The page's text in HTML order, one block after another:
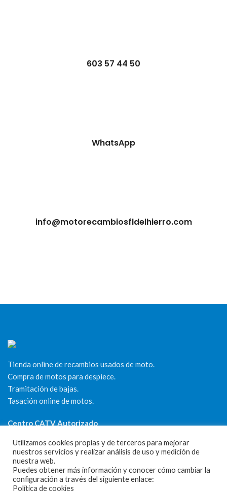
603 57 44 50
WhatsApp
info@motorecambiosfldelhierro.com
Tienda online de recambios usados de moto.
Compra de motos para despiece.
Tramitación de bajas.
Tasación online de motos.
Centro CATV Autorizado
Utilizamos cookies propias y de terceros para mejorar
nuestros servicios y realizar análisis de uso y medición de
nuestra web.
Puedes obtener más información y conocer cómo cambiar la
configuración a través del siguiente enlace:
Política de cookies